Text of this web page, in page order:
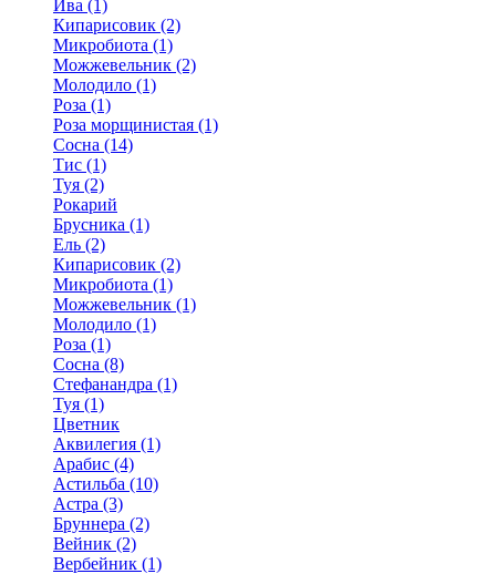
Ива (1)
Кипарисовик (2)
Микробиота (1)
Можжевельник (2)
Молодило (1)
Роза (1)
Роза морщинистая (1)
Сосна (14)
Тис (1)
Туя (2)
Рокарий
Брусника (1)
Ель (2)
Кипарисовик (2)
Микробиота (1)
Можжевельник (1)
Молодило (1)
Роза (1)
Сосна (8)
Стефанандра (1)
Туя (1)
Цветник
Аквилегия (1)
Арабис (4)
Астильба (10)
Астра (3)
Бруннера (2)
Вейник (2)
Вербейник (1)